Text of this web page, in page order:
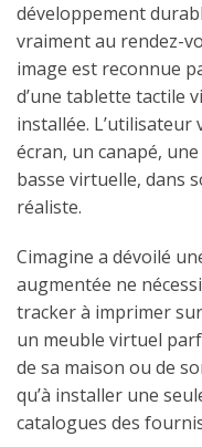
développement
vraiment au rendez-
image est reconnue
d’une tablette tactile
installée.
écran, un canapé,
basse virtuelle, dans
réaliste.
Cimagine a dévoilé
augmentée ne
tracker à imprimer
un meuble virtuel
de sa maison ou de
qu’à installer une
catalogues des